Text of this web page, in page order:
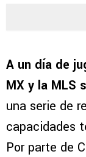
A un día de
MX y la MLS
una serie de
capacidades
Por parte de